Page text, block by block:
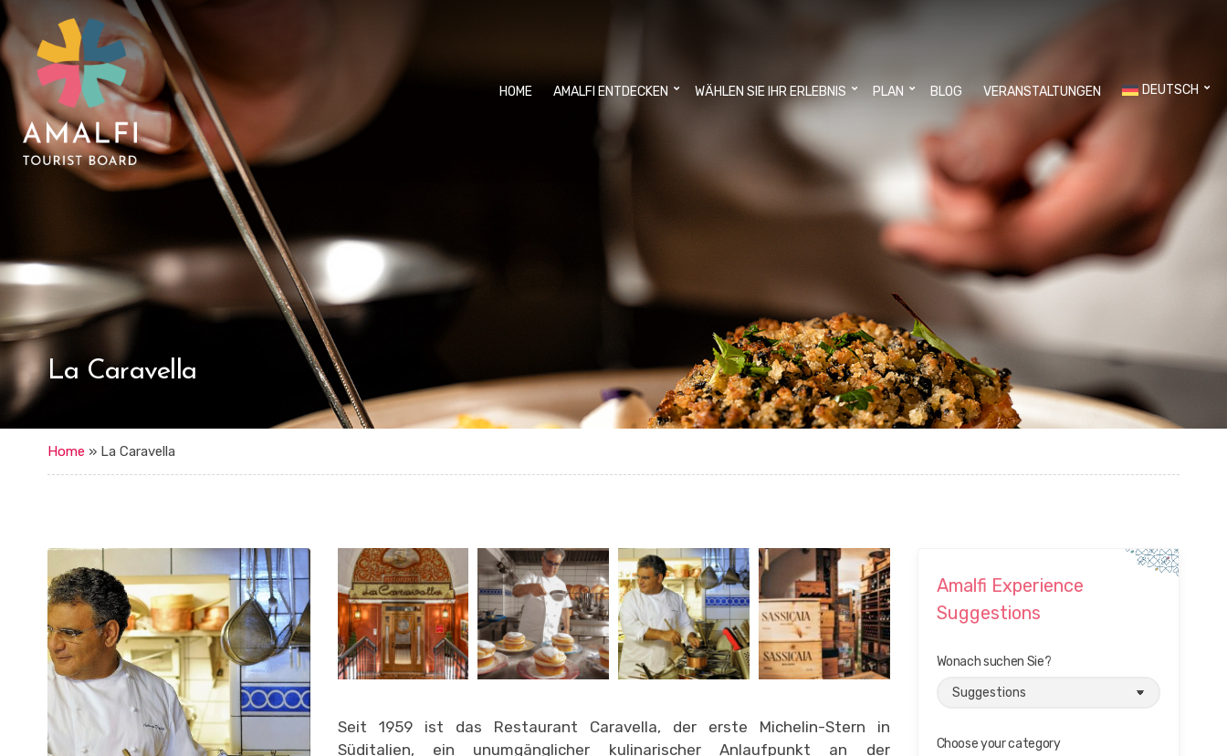
HOME AMALFI ENTDECKEN WÄHLEN SIE IHR ERLEBNIS PLAN BLOG VERANSTALTUNGEN DEUTSCH
La Caravella
Home » La Caravella
Seit 1959 ist das Restaurant Caravella, der erste Michelin-Stern in
Süditalien, ein unumgänglicher kulinarischer Anlaufpunkt an der
Amalfi Experience
Suggestions
Wonach suchen Sie?
Choose your category